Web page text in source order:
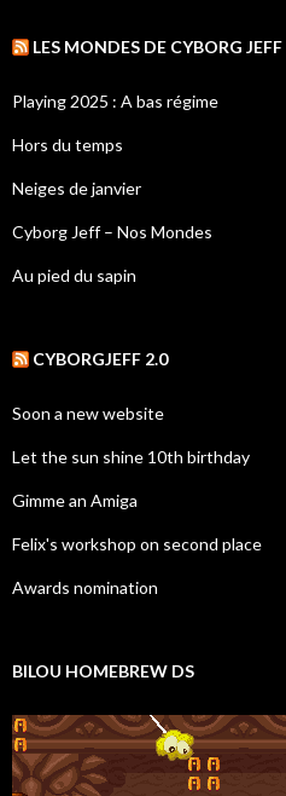
LES MONDES DE CYBORG JEFF
Playing 2025 : A bas régime
Hors du temps
Neiges de janvier
Cyborg Jeff – Nos Mondes
Au pied du sapin
CYBORGJEFF 2.0
Soon a new website
Let the sun shine 10th birthday
Gimme an Amiga
Felix's workshop on second place
Awards nomination
BILOU HOMEBREW DS